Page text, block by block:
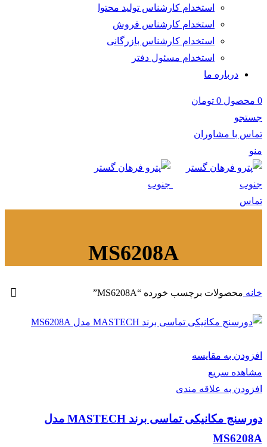
استخدام کارشناس تولید محتوا
استخدام کارشناس فروش
استخدام کارشناس بازرگانی
استخدام مسئول دفتر
درباره ما
0 محصول 0 تومان
جستجو
تماس با مشاوران
منو
تماس
MS6208A
خانه محصولات برچسب خورده “MS6208A”
افزودن به مقایسه
مشاهده سریع
افزودن به علاقه مندی
دورسنج مکانیکی تماسی برند MASTECH مدل
MS6208A